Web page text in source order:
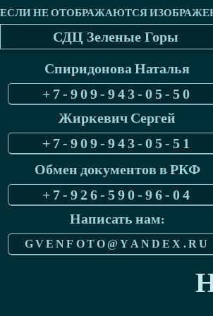
СДЦ Зеленые Горы
Спиридонова Наталья
+7-909-943-05-50
Жиркевич Сергей
+7-909-943-05-51
Обмен документов в РКФ
+7-926-590-96-04
Написать нам:
GVENFOTO@YANDEX.RU